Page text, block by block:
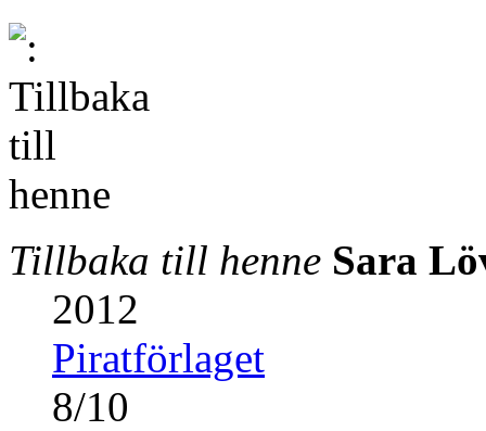
Tillbaka till henne Sara
2012
Piratförlaget
8/10